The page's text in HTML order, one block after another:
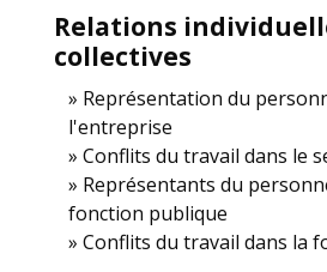
Relations
collectives
Représentation du
l'entreprise
Conflits du travail dans le
Représentants du
fonction publique
Conflits du travail dans la